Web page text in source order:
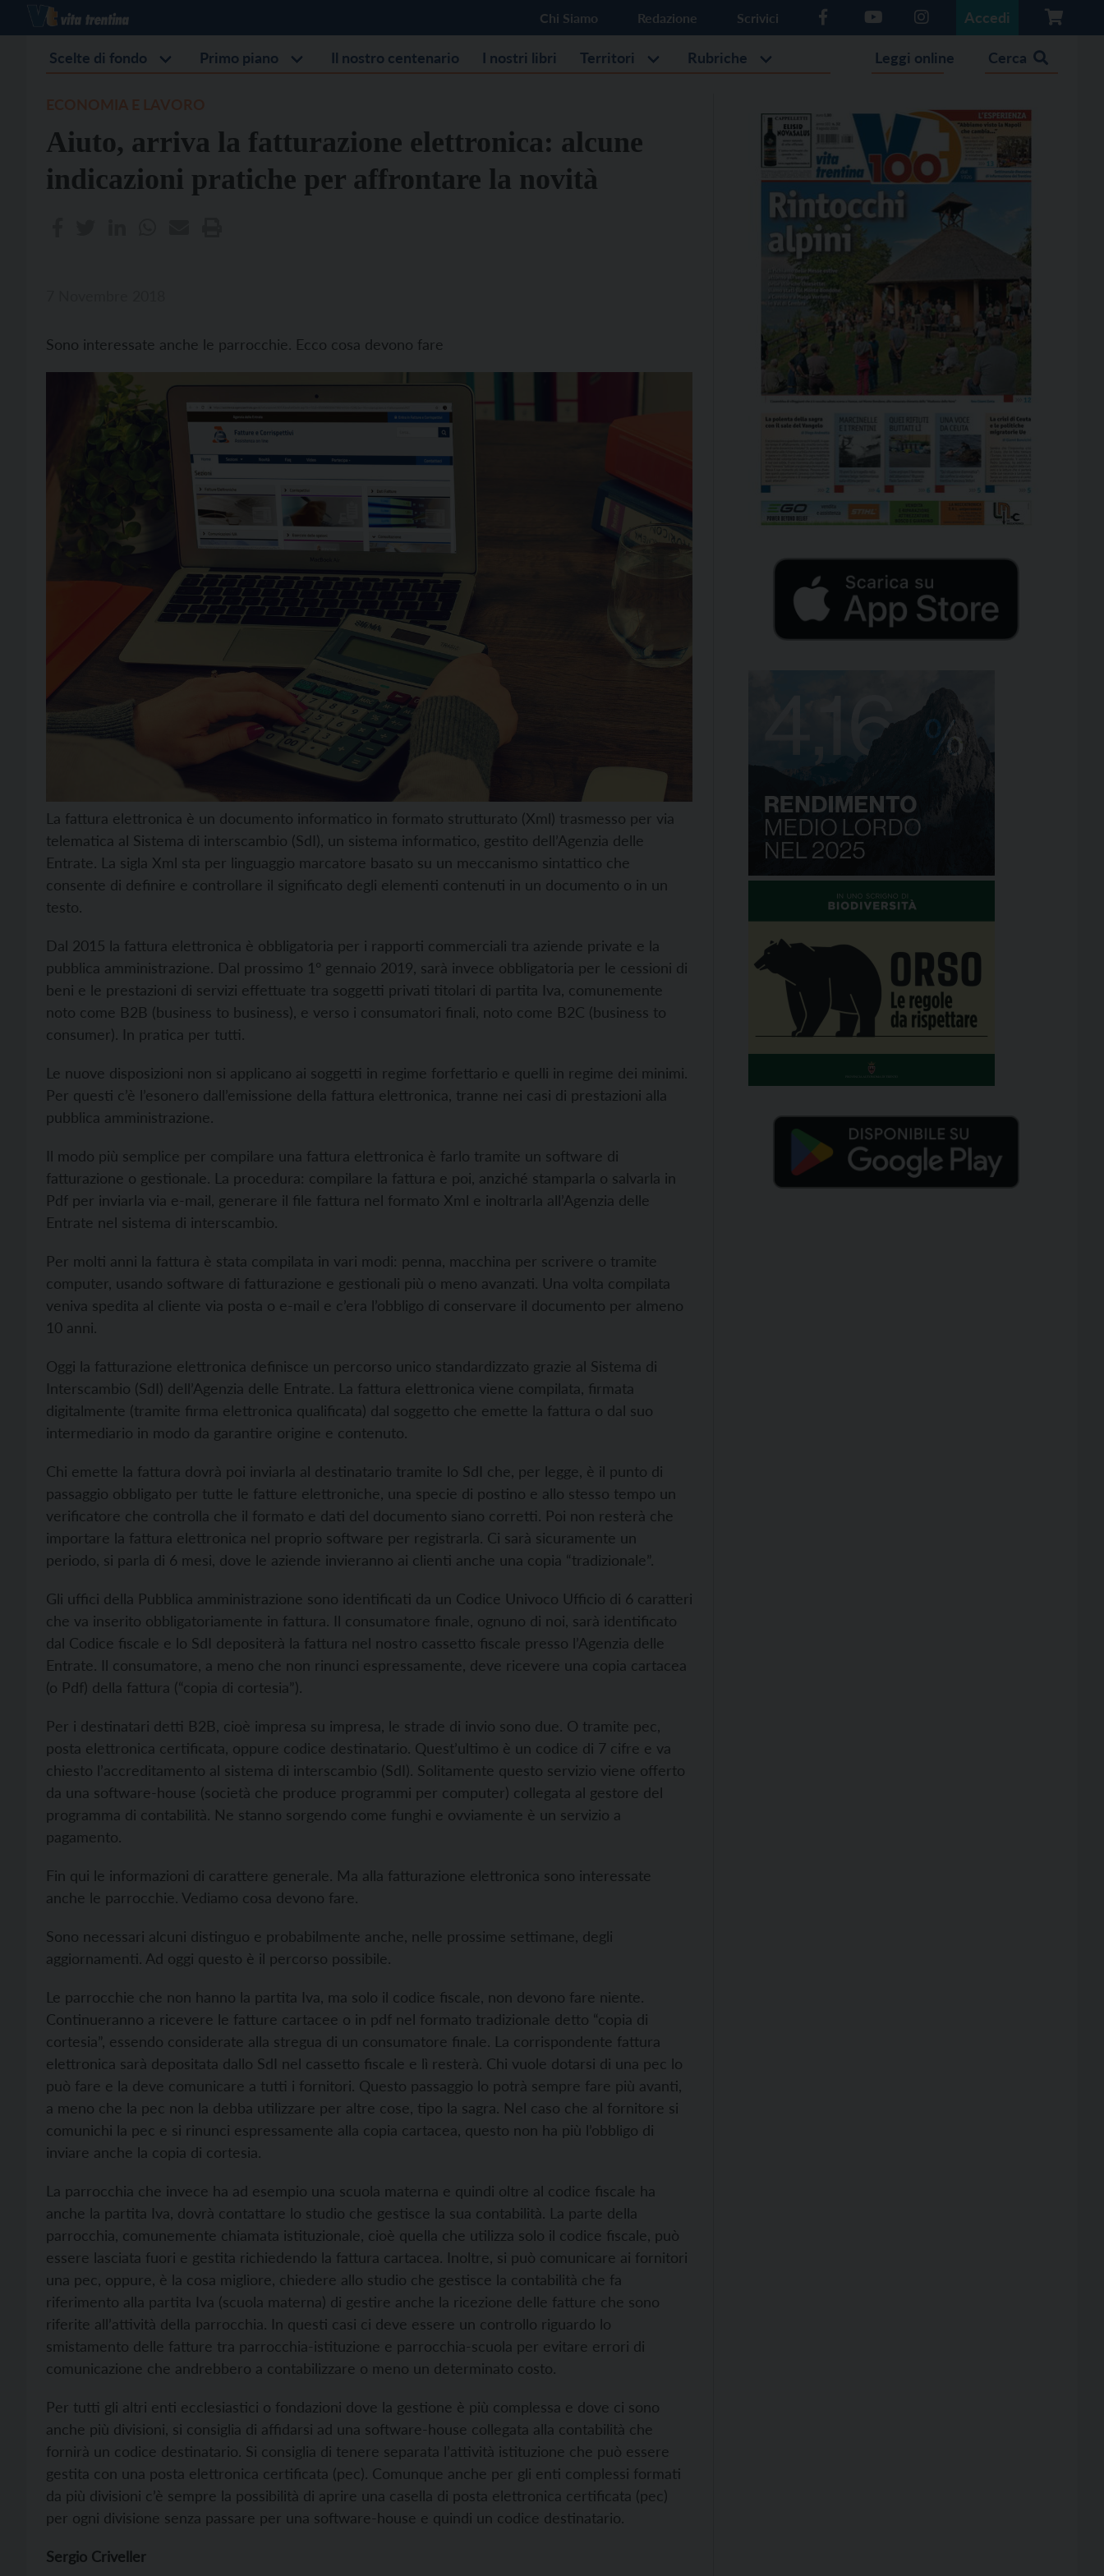
Chi Siamo Redazione Scrivici Accedi
Scelte di fondo Primo piano Il nostro centenario I nostri libri Territori Rubriche Leggi online Cerca
Aiuto, arriva la fatturazione elettronica: alcune
indicazioni pratiche per affrontare la novità
Sono interessate anche le parrocchie. Ecco cosa devono fare
La fattura elettronica è un documento informatico in formato strutturato (Xml) trasmesso per via
telematica al Sistema di interscambio (SdI), un sistema informatico, gestito dell’Agenzia delle
Entrate. La sigla Xml sta per linguaggio marcatore basato su un meccanismo sintattico che
consente di definire e controllare il significato degli elementi contenuti in un documento o in un
testo.
Dal 2015 la fattura elettronica è obbligatoria per i rapporti commerciali tra aziende private e la
pubblica amministrazione. Dal prossimo 1° gennaio 2019, sarà invece obbligatoria per le cessioni di
beni e le prestazioni di servizi effettuate tra soggetti privati titolari di partita Iva, comunemente
noto come B2B (business to business), e verso i consumatori finali, noto come B2C (business to
consumer). In pratica per tutti.
Le nuove disposizioni non si applicano ai soggetti in regime forfettario e quelli in regime dei minimi.
Per questi c’è l’esonero dall’emissione della fattura elettronica, tranne nei casi di prestazioni alla
pubblica amministrazione.
Il modo più semplice per compilare una fattura elettronica è farlo tramite un software di
fatturazione o gestionale. La procedura: compilare la fattura e poi, anziché stamparla o salvarla in
Pdf per inviarla via e-mail, generare il file fattura nel formato Xml e inoltrarla all’Agenzia delle
Entrate nel sistema di interscambio.
Per molti anni la fattura è stata compilata in vari modi: penna, macchina per scrivere o tramite
computer, usando software di fatturazione e gestionali più o meno avanzati. Una volta compilata
veniva spedita al cliente via posta o e-mail e c’era l’obbligo di conservare il documento per almeno
10 anni.
Oggi la fatturazione elettronica definisce un percorso unico standardizzato grazie al Sistema di
Interscambio (SdI) dell’Agenzia delle Entrate. La fattura elettronica viene compilata, firmata
digitalmente (tramite firma elettronica qualificata) dal soggetto che emette la fattura o dal suo
intermediario in modo da garantire origine e contenuto.
Chi emette la fattura dovrà poi inviarla al destinatario tramite lo SdI che, per legge, è il punto di
passaggio obbligato per tutte le fatture elettroniche, una specie di postino e allo stesso tempo un
verificatore che controlla che il formato e dati del documento siano corretti. Poi non resterà che
importare la fattura elettronica nel proprio software per registrarla. Ci sarà sicuramente un
periodo, si parla di 6 mesi, dove le aziende invieranno ai clienti anche una copia “tradizionale”.
Gli uffici della Pubblica amministrazione sono identificati da un Codice Univoco Ufficio di 6 caratteri
che va inserito obbligatoriamente in fattura. Il consumatore finale, ognuno di noi, sarà identificato
dal Codice fiscale e lo SdI depositerà la fattura nel nostro cassetto fiscale presso l’Agenzia delle
Entrate. Il consumatore, a meno che non rinunci espressamente, deve ricevere una copia cartacea
(o Pdf) della fattura (“copia di cortesia”).
Per i destinatari detti B2B, cioè impresa su impresa, le strade di invio sono due. O tramite pec,
posta elettronica certificata, oppure codice destinatario. Quest’ultimo è un codice di 7 cifre e va
chiesto l’accreditamento al sistema di interscambio (SdI). Solitamente questo servizio viene offerto
da una software-house (società che produce programmi per computer) collegata al gestore del
programma di contabilità. Ne stanno sorgendo come funghi e ovviamente è un servizio a
pagamento.
Fin qui le informazioni di carattere generale. Ma alla fatturazione elettronica sono interessate
anche le parrocchie. Vediamo cosa devono fare.
Sono necessari alcuni distinguo e probabilmente anche, nelle prossime settimane, degli
aggiornamenti. Ad oggi questo è il percorso possibile.
Le parrocchie che non hanno la partita Iva, ma solo il codice fiscale, non devono fare niente.
Continueranno a ricevere le fatture cartacee o in pdf nel formato tradizionale detto “copia di
cortesia”, essendo considerate alla stregua di un consumatore finale. La corrispondente fattura
elettronica sarà depositata dallo SdI nel cassetto fiscale e lì resterà. Chi vuole dotarsi di una pec lo
può fare e la deve comunicare a tutti i fornitori. Questo passaggio lo potrà sempre fare più avanti,
a meno che la pec non la debba utilizzare per altre cose, tipo la sagra. Nel caso che al fornitore si
comunichi la pec e si rinunci espressamente alla copia cartacea, questo non ha più l’obbligo di
inviare anche la copia di cortesia.
La parrocchia che invece ha ad esempio una scuola materna e quindi oltre al codice fiscale ha
anche la partita Iva, dovrà contattare lo studio che gestisce la sua contabilità. La parte della
parrocchia, comunemente chiamata istituzionale, cioè quella che utilizza solo il codice fiscale, può
essere lasciata fuori e gestita richiedendo la fattura cartacea. Inoltre, si può comunicare ai fornitori
una pec, oppure, è la cosa migliore, chiedere allo studio che gestisce la contabilità che fa
riferimento alla partita Iva (scuola materna) di gestire anche la ricezione delle fatture che sono
riferite all’attività della parrocchia. In questi casi ci deve essere un controllo riguardo lo
smistamento delle fatture tra parrocchia-istituzione e parrocchia-scuola per evitare errori di
comunicazione che andrebbero a contabilizzare o meno un determinato costo.
Per tutti gli altri enti ecclesiastici o fondazioni dove la gestione è più complessa e dove ci sono
anche più divisioni, si consiglia di affidarsi ad una software-house collegata alla contabilità che
fornirà un codice destinatario. Si consiglia di tenere separata l’attività istituzione che può essere
gestita con una posta elettronica certificata (pec). Comunque anche per gli enti complessi formati
da più divisioni c’è sempre la possibilità di aprire una casella di posta elettronica certificata (pec)
per ogni divisione senza passare per una software-house e quindi un codice destinatario.
Sergio Criveller